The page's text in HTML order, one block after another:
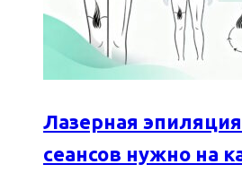
Лазерная
сеансов нужно на